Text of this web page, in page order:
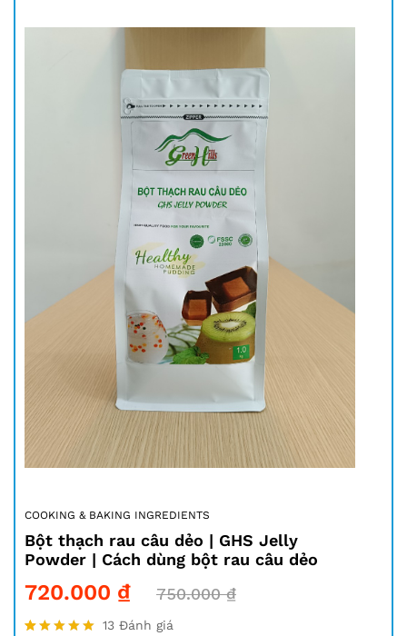
COOKING & BAKING INGREDIENTS
Bột thạch rau câu dẻo | GHS Jelly
Powder | Cách dùng bột rau câu dẻo
720.000 ₫ 750.000₫
13 Đánh giá